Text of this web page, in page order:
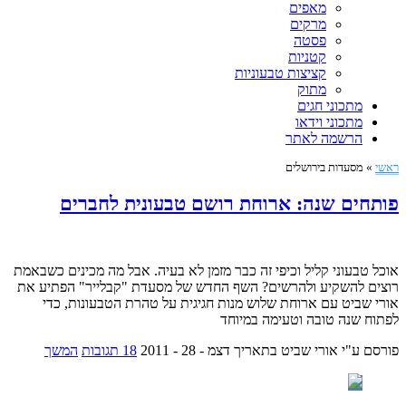
מאפים
מרקים
פסטה
קטניות
קציצות טבעוניות
מתוק
מתכוני חגים
מתכוני וידאו
הרשמה לאתר
ראשי » מסעדות בירושלים
פותחים שנה: ארוחת רושם טבעונית לחברים
אוכל טבעוני קליל וכיפי זה כבר מזמן לא בעיה. אבל מה מכינים כשבאמת
רוצים להשקיע ולהרשים? השף החדש של מסעדת "קבלייר" הפתיע את
אורי שביט עם ארוחת שלוש מנות חגיגית על טהרת הטבעונות, כדי
לפתוח שנה טובה וטעימה במיוחד
פורסם ע"י אורי שביט בתאריך דצמ - 28 - 2011 18 תגובות המשך